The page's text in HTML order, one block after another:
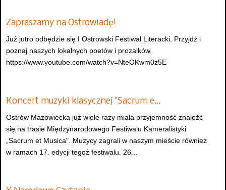
Zapraszamy na Ostrowiadę!
Już jutro odbędzie się I Ostrowski Festiwal Literacki. Przyjdź i
poznaj naszych lokalnych poetów i prozaików.
https://www.youtube.com/watch?v=NteOKwm0z5E
Koncert muzyki klasycznej "Sacrum e…
Ostrów Mazowiecka już wiele razy miała przyjemność znaleźć
się na trasie Międzynarodowego Festiwalu Kameralistyki
„Sacrum et Musica". Muzycy zagrali w naszym mieście również
w ramach 17. edycji tegoż festiwalu. 26...